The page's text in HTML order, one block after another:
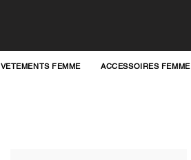
VETEMENTS FEMME ACCESSOIRES FEMME